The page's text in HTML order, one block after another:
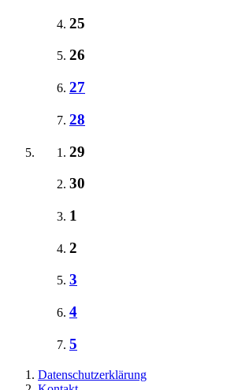
25
26
27
28
29
30
1
2
3
4
5
Datenschutzerklärung